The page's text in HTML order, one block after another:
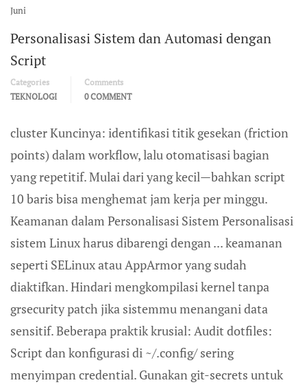
Juni
Personalisasi Sistem dan Automasi dengan
Script
Categories
TEKNOLOGI
Comments
0 COMMENT
cluster Kuncinya: identifikasi titik gesekan (friction
points) dalam workflow, lalu otomatisasi bagian
yang repetitif. Mulai dari yang kecil—bahkan script
10 baris bisa menghemat jam kerja per minggu.
Keamanan dalam Personalisasi Sistem Personalisasi
sistem Linux harus dibarengi dengan ... keamanan
seperti SELinux atau AppArmor yang sudah
diaktifkan. Hindari mengkompilasi kernel tanpa
grsecurity patch jika sistemmu menangani data
sensitif. Beberapa praktik krusial: Audit dotfiles:
Script dan konfigurasi di ~/.config/ sering
menyimpan credential. Gunakan git-secrets untuk